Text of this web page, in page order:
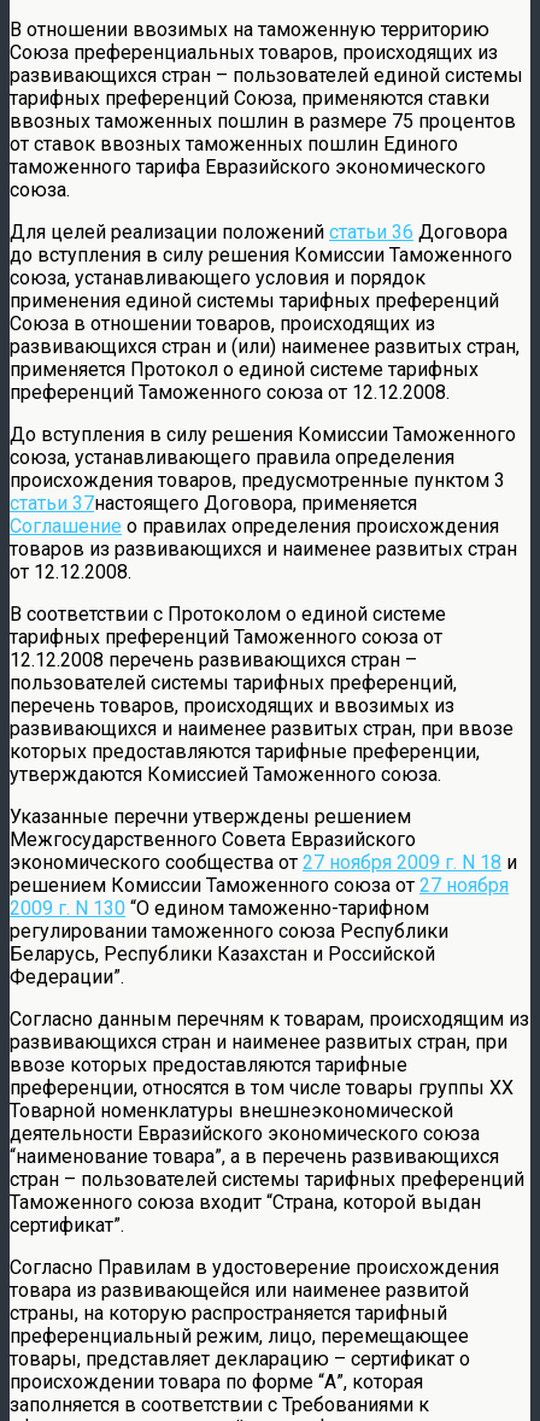
В отношении ввозимых на таможенную территорию
Союза преференциальных товаров, происходящих из
развивающихся стран – пользователей единой системы
тарифных преференций Союза, применяются ставки
ввозных таможенных пошлин в размере 75 процентов
от ставок ввозных таможенных пошлин Единого
таможенного тарифа Евразийского экономического
союза.
Для целей реализации положений статьи 36 Договора
до вступления в силу решения Комиссии Таможенного
союза, устанавливающего условия и порядок
применения единой системы тарифных преференций
Союза в отношении товаров, происходящих из
развивающихся стран и (или) наименее развитых стран,
применяется Протокол о единой системе тарифных
преференций Таможенного союза от 12.12.2008.
До вступления в силу решения Комиссии Таможенного
союза, устанавливающего правила определения
происхождения товаров, предусмотренные пунктом 3
статьи 37настоящего Договора, применяется
Соглашение о правилах определения происхождения
товаров из развивающихся и наименее развитых стран
от 12.12.2008.
В соответствии с Протоколом о единой системе
тарифных преференций Таможенного союза от
12.12.2008 перечень развивающихся стран –
пользователей системы тарифных преференций,
перечень товаров, происходящих и ввозимых из
развивающихся и наименее развитых стран, при ввозе
которых предоставляются тарифные преференции,
утверждаются Комиссией Таможенного союза.
Указанные перечни утверждены решением
Межгосударственного Совета Евразийского
экономического сообщества от 27 ноября 2009 г. N 18 и
решением Комиссии Таможенного союза от 27 ноября
2009 г. N 130 “О едином таможенно-тарифном
регулировании таможенного союза Республики
Беларусь, Республики Казахстан и Российской
Федерации”.
Согласно данным перечням к товарам, происходящим из
развивающихся стран и наименее развитых стран, при
ввозе которых предоставляются тарифные
преференции, относятся в том числе товары группы XX
Товарной номенклатуры внешнеэкономической
деятельности Евразийского экономического союза
“наименование товара”, а в перечень развивающихся
стран – пользователей системы тарифных преференций
Таможенного союза входит “Страна, которой выдан
сертификат”.
Согласно Правилам в удостоверение происхождения
товара из развивающейся или наименее развитой
страны, на которую распространяется тарифный
преференциальный режим, лицо, перемещающее
товары, представляет декларацию – сертификат о
происхождении товара по форме “А”, которая
заполняется в соответствии с Требованиями к